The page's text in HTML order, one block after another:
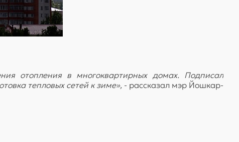
отопления в многоквартирных домах. Подписал
тепловых сетей к зиме», - рассказал мэр Йошкар-